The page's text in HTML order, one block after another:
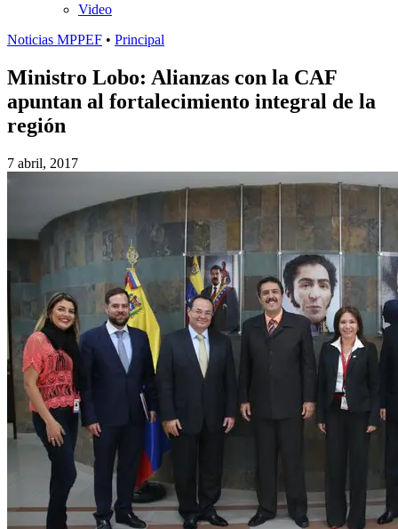
Video
Noticias MPPEF • Principal
Ministro Lobo: Alianzas con la CAF
apuntan al fortalecimiento integral de la
región
7 abril, 2017